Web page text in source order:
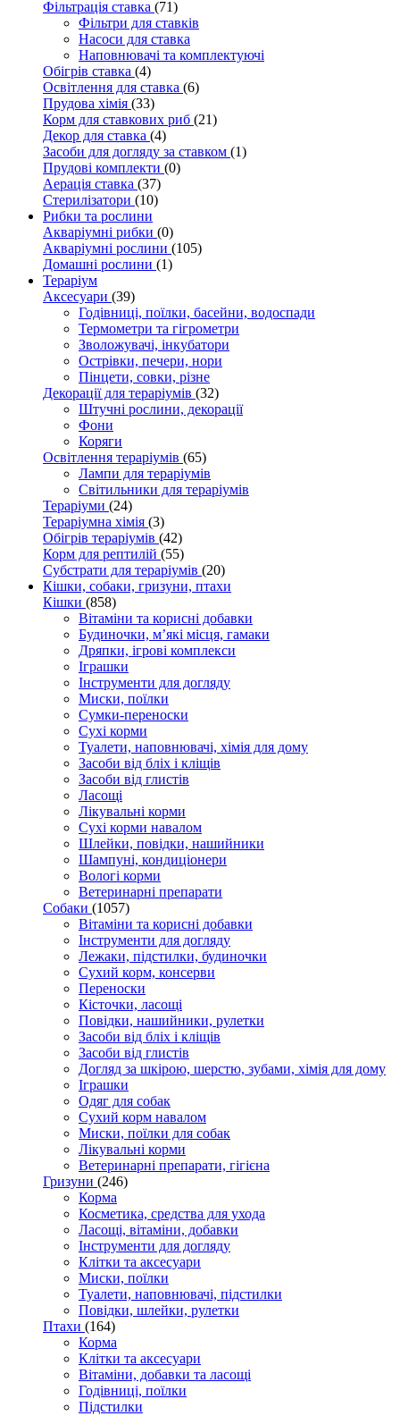
Фільтрація ставка (71)
Фільтри для ставків
Насоси для ставка
Наповнювачі та комплектуючі
Обігрів ставка (4)
Освітлення для ставка (6)
Прудова хімія (33)
Корм для ставкових риб (21)
Декор для ставка (4)
Засоби для догляду за ставком (1)
Прудові комплекти (0)
Аерація ставка (37)
Стерилізатори (10)
Рибки та рослини
Акваріумні рибки (0)
Акваріумні рослини (105)
Домашні рослини (1)
Тераріум
Аксесуари (39)
Годівниці, поїлки, басейни, водоспади
Термометри та гігрометри
Зволожувачі, інкубатори
Острівки, печери, нори
Пінцети, совки, різне
Декорації для тераріумів (32)
Штучні рослини, декорації
Фони
Коряги
Освітлення тераріумів (65)
Лампи для тераріумів
Світильники для тераріумів
Тераріуми (24)
Тераріумна хімія (3)
Обігрів тераріумів (42)
Корм для рептилій (55)
Субстрати для тераріумів (20)
Кішки, собаки, гризуни, птахи
Кішки (858)
Вітаміни та корисні добавки
Будиночки, м’які місця, гамаки
Дряпки, ігрові комплекси
Іграшки
Інструменти для догляду
Миски, поїлки
Сумки-переноски
Сухі корми
Туалети, наповнювачі, хімія для дому
Засоби від бліх і кліщів
Засоби від глистів
Ласощі
Лікувальні корми
Сухі корми навалом
Шлейки, повідки, нашийники
Шампуні, кондиціонери
Вологі корми
Ветеринарні препарати
Собаки (1057)
Вітаміни та корисні добавки
Інструменти для догляду
Лежаки, підстилки, будиночки
Сухий корм, консерви
Переноски
Кісточки, ласощі
Повідки, нашийники, рулетки
Засоби від бліх і кліщів
Засоби від глистів
Догляд за шкірою, шерстю, зубами, хімія для дому
Іграшки
Одяг для собак
Сухий корм навалом
Миски, поїлки для собак
Лікувальні корми
Ветеринарні препарати, гігієна
Гризуни (246)
Корма
Косметика, средства для ухода
Ласощі, вітаміни, добавки
Інструменти для догляду
Клітки та аксесуари
Миски, поїлки
Туалети, наповнювачі, підстилки
Повідки, шлейки, рулетки
Птахи (164)
Корма
Клітки та аксесуари
Вітаміни, добавки та ласощі
Годівниці, поїлки
Підстилки